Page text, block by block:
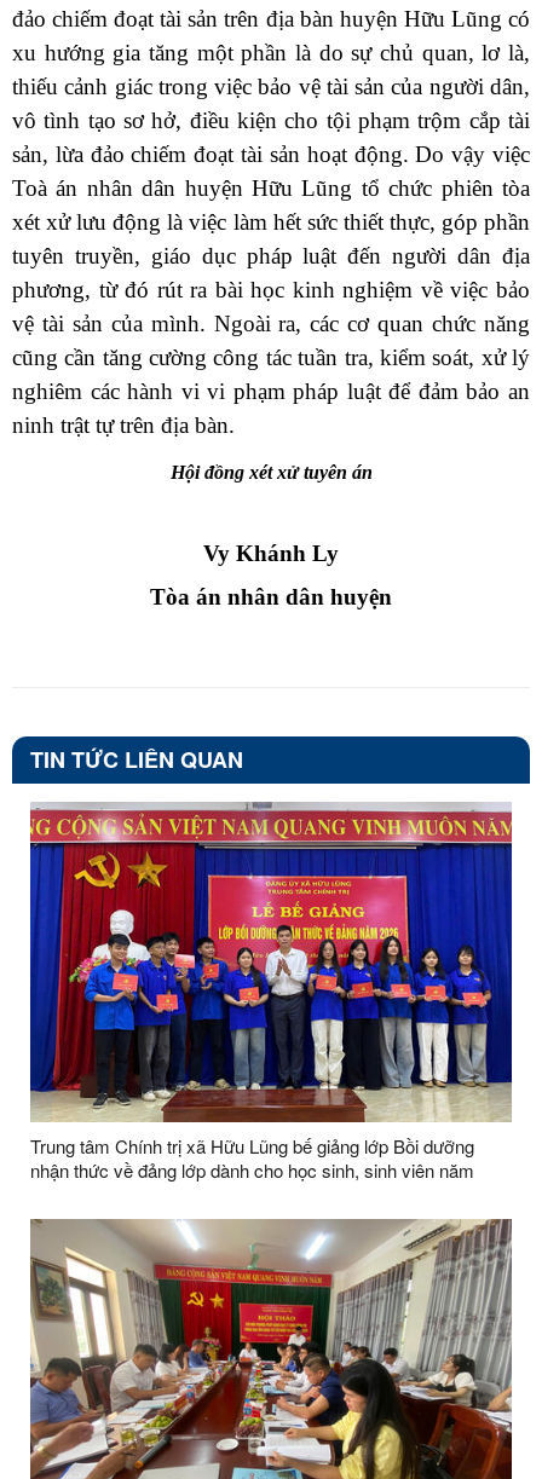
đảo chiếm đoạt tài sản trên địa bàn huyện Hữu Lũng có
xu hướng gia tăng một phần là do sự chủ quan, lơ là,
thiếu cảnh giác trong việc bảo vệ tài sản của người dân,
vô tình tạo sơ hở, điều kiện cho tội phạm trộm cắp tài
sản, lừa đảo chiếm đoạt tài sản hoạt động. Do vậy việc
Toà án nhân dân huyện Hữu Lũng tổ chức phiên tòa
xét xử lưu động là việc làm hết sức thiết thực, góp phần
tuyên truyền, giáo dục pháp luật đến người dân địa
phương, từ đó rút ra bài học kinh nghiệm về việc bảo
vệ tài sản của mình. Ngoài ra, các cơ quan chức năng
cũng cần tăng cường công tác tuần tra, kiểm soát, xử lý
nghiêm các hành vi vi phạm pháp luật để đảm bảo an
ninh trật tự trên địa bàn.
Hội đồng xét xử tuyên án
Vy Khánh Ly
Tòa án nhân dân huyện
TIN TỨC LIÊN QUAN
Trung tâm Chính trị xã Hữu Lũng bế giảng lớp Bồi dưỡng
nhận thức về đảng lớp dành cho học sinh, sinh viên năm